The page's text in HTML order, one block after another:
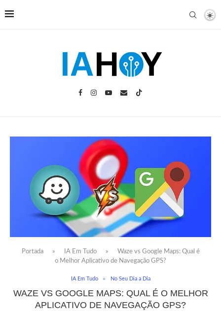
Portada » IA Em Tudo »
Waze vs Google Maps: Qual é
o Melhor Aplicativo de Navegação GPS?
IA Em Tudo No Seu Dia a Dia
WAZE VS GOOGLE MAPS: QUAL É O MELHOR
APLICATIVO DE NAVEGAÇÃO GPS?